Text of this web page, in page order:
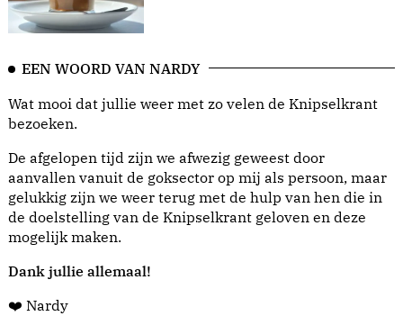
EEN WOORD VAN NARDY
Wat mooi dat jullie weer met zo velen de Knipselkrant
bezoeken.
De afgelopen tijd zijn we afwezig geweest door
aanvallen vanuit de goksector op mij als persoon, maar
gelukkig zijn we weer terug met de hulp van hen die in
de doelstelling van de Knipselkrant geloven en deze
mogelijk maken.
Dank jullie allemaal!
❤️ Nardy